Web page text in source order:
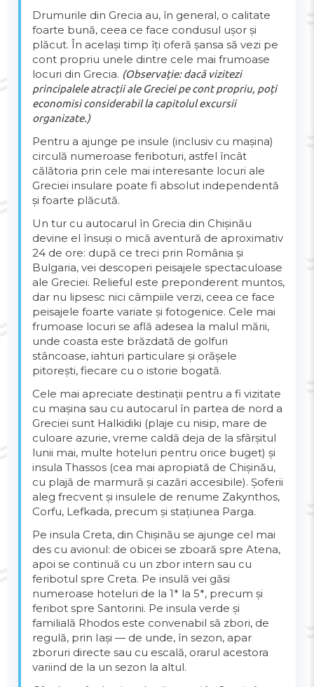
Drumurile din Grecia au, în general, o calitate
foarte bună, ceea ce face condusul ușor și
plăcut. În același timp îți oferă șansa să vezi pe
cont propriu unele dintre cele mai frumoase
locuri din Grecia. (Observație: dacă vizitezi
principalele atracții ale Greciei pe cont propriu, poți
economisi considerabil la capitolul excursii
organizate.)
Pentru a ajunge pe insule (inclusiv cu mașina)
circulă numeroase feriboturi, astfel încât
călătoria prin cele mai interesante locuri ale
Greciei insulare poate fi absolut independentă
și foarte plăcută.
Un tur cu autocarul în Grecia din Chișinău
devine el însuși o mică aventură de aproximativ
24 de ore: după ce treci prin România și
Bulgaria, vei descoperi peisajele spectaculoase
ale Greciei. Relieful este preponderent muntos,
dar nu lipsesc nici câmpiile verzi, ceea ce face
peisajele foarte variate și fotogenice. Cele mai
frumoase locuri se află adesea la malul mării,
unde coasta este brăzdată de golfuri
stâncoase, iahturi particulare și orășele
pitorești, fiecare cu o istorie bogată.
Cele mai apreciate destinații pentru a fi vizitate
cu mașina sau cu autocarul în partea de nord a
Greciei sunt Halkidiki (plaje cu nisip, mare de
culoare azurie, vreme caldă deja de la sfârșitul
lunii mai, multe hoteluri pentru orice buget) și
insula Thassos (cea mai apropiată de Chișinău,
cu plajă de marmură și cazări accesibile). Șoferii
aleg frecvent și insulele de renume Zakynthos,
Corfu, Lefkada, precum și stațiunea Parga.
Pe insula Creta, din Chișinău se ajunge cel mai
des cu avionul: de obicei se zboară spre Atena,
apoi se continuă cu un zbor intern sau cu
feribotul spre Creta. Pe insulă vei găsi
numeroase hoteluri de la 1* la 5*, precum și
feribot spre Santorini. Pe insula verde și
familială Rhodos este convenabil să zbori, de
regulă, prin Iași — de unde, în sezon, apar
zboruri directe sau cu escală, orarul acestora
variind de la un sezon la altul.